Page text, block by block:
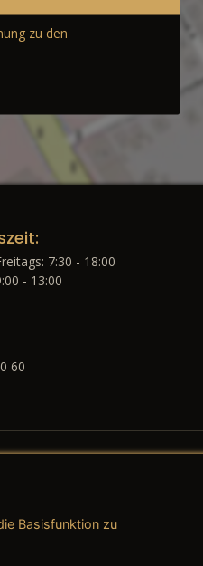
zu den
7:30 - 18:00
- 13:00
60
→ AGB (Teile & Zubehör)
Basisfunktion zu